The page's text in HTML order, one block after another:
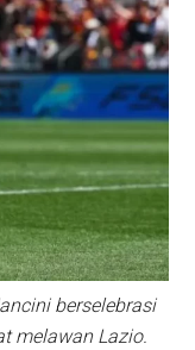
berselebrasi
melawan Lazio.